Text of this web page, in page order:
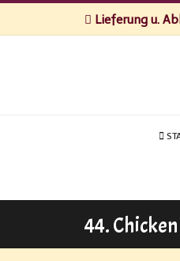
Lieferung u.
44.